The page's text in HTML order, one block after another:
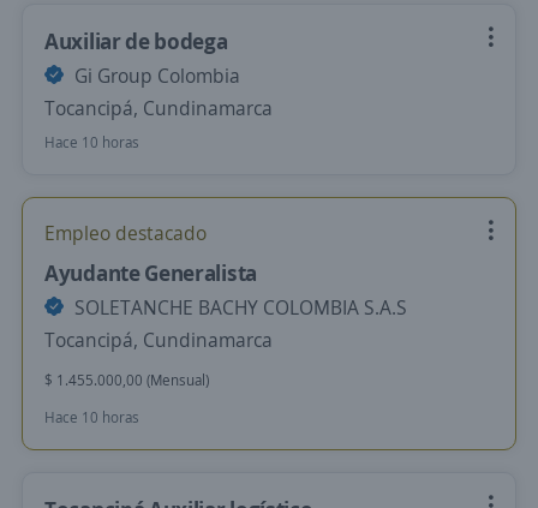
Auxiliar de bodega
Gi Group Colombia
Tocancipá, Cundinamarca
Hace 10 horas
Empleo destacado
Ayudante Generalista
SOLETANCHE BACHY COLOMBIA S.A.S
Tocancipá, Cundinamarca
$ 1.455.000,00 (Mensual)
Hace 10 horas